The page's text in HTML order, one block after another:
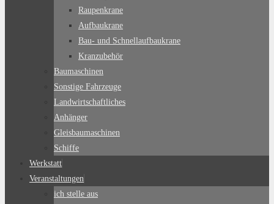
Raupenkrane
Aufbaukrane
Bau- und Schnellaufbaukrane
Kranzubehör
Baumaschinen
Sonstige Fahrzeuge
Landwirtschaftliches
Anhänger
Gleisbaumaschinen
Schiffe
Werkstatt
Veranstaltungen
ich stelle aus